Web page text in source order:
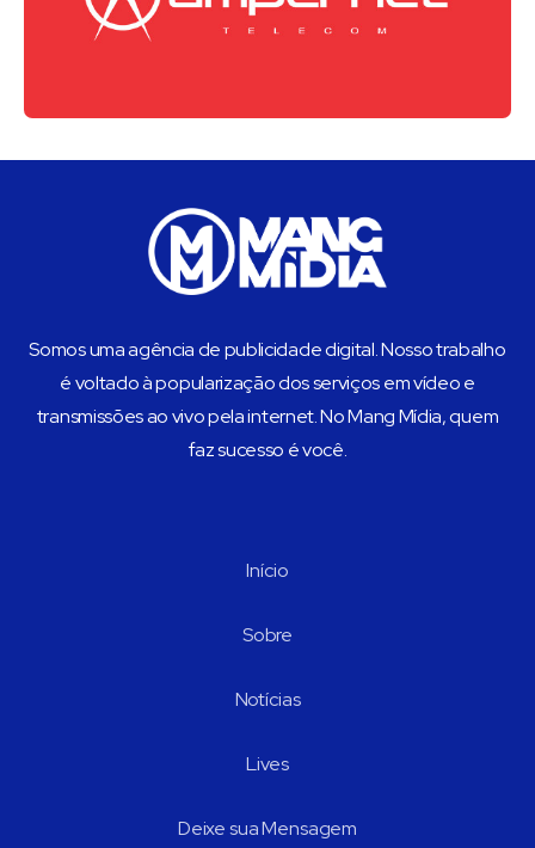
Somos uma agência de publicidade digital. Nosso trabalho
é voltado à popularização dos serviços em vídeo e
transmissões ao vivo pela internet. No Mang Mídia, quem
faz sucesso é você.
Início
Sobre
Notícias
Lives
Deixe sua Mensagem